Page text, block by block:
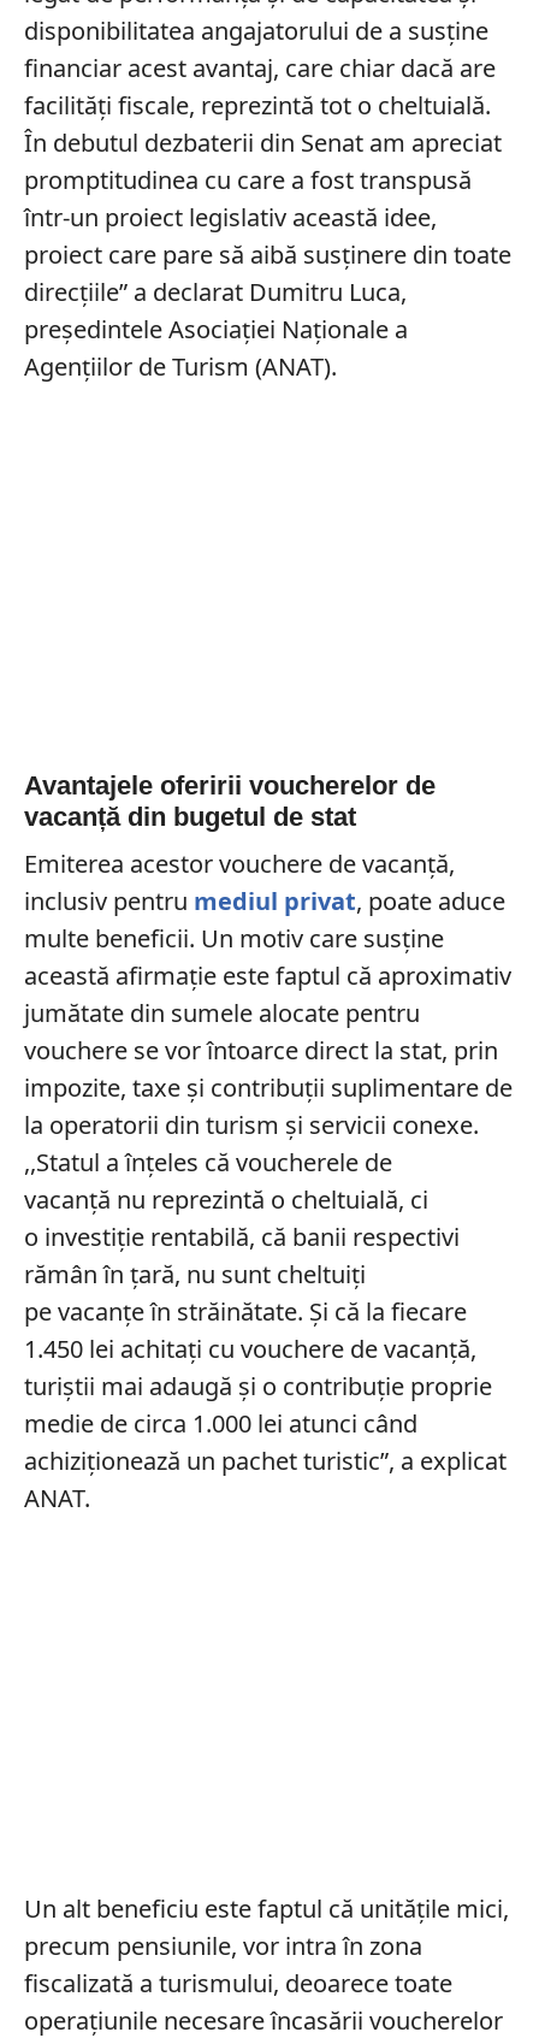
disponibilitatea angajatorului de a susține
financiar acest avantaj, care chiar dacă are
facilități fiscale, reprezintă tot o cheltuială.
În debutul dezbaterii din Senat am apreciat
promptitudinea cu care a fost transpusă
într-un proiect legislativ această idee,
proiect care pare să aibă susținere din toate
direcțiile” a declarat Dumitru Luca,
președintele Asociației Naționale a
Agențiilor de Turism (ANAT).
Avantajele oferirii voucherelor de
vacanță din bugetul de stat
Emiterea acestor vouchere de vacanță,
inclusiv pentru mediul privat, poate aduce
multe beneficii. Un motiv care susține
această afirmație este faptul că aproximativ
jumătate din sumele alocate pentru
vouchere se vor întoarce direct la stat, prin
impozite, taxe și contribuții suplimentare de
la operatorii din turism și servicii conexe.
,,Statul a înţeles că voucherele de
vacanţă nu reprezintă o cheltuială, ci
o investiţie rentabilă, că banii respectivi
rămân în ţară, nu sunt cheltuiţi
pe vacanţe în străinătate. Şi că la fiecare
1.450 lei achitaţi cu vouchere de vacanţă,
turiştii mai adaugă şi o contribuţie proprie
medie de circa 1.000 lei atunci când
achiziţionează un pachet turistic”, a explicat
ANAT.
Un alt beneficiu este faptul că unitățile mici,
precum pensiunile, vor intra în zona
fiscalizată a turismului, deoarece toate
operațiunile necesare încasării voucherelor